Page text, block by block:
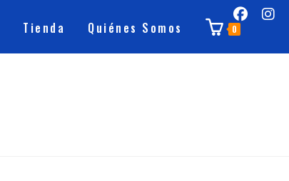
Tienda Quiénes Somos 0